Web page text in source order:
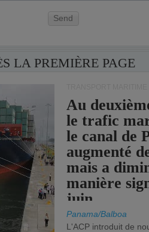
Send
LA PREMIÈRE PAGE
Au
le trafic
le canal de
augmenté
mais a
manière
juin.
Panama/Balboa
L'ACP introduit de